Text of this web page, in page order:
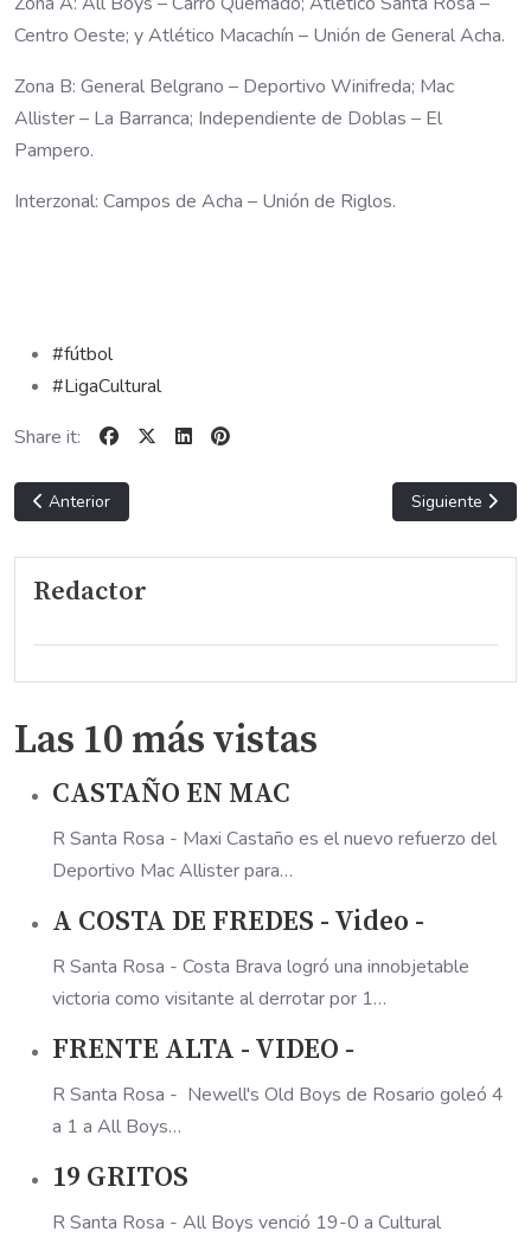
Centro Oeste; y Atlético Macachín – Unión de General Acha.
Zona B: General Belgrano – Deportivo Winifreda; Mac
Allister – La Barranca; Independiente de Doblas – El
Pampero.
Interzonal: Campos de Acha – Unión de Riglos.
#fútbol
#LigaCultural
Share it:
Artículo anterior: GANO EL SANTA
Anterior Artículo
Siguiente
Redactor
Las 10 más vistas
CASTAÑO EN MAC
R Santa Rosa - Maxi Castaño es el nuevo refuerzo del
Deportivo Mac Allister para…
A COSTA DE FREDES - Video -
R Santa Rosa - Costa Brava logró una innobjetable
victoria como visitante al derrotar por 1…
FRENTE ALTA - VIDEO -
R Santa Rosa - Newell's Old Boys de Rosario goleó 4
a 1 a All Boys…
19 GRITOS
R Santa Rosa - All Boys venció 19-0 a Cultural